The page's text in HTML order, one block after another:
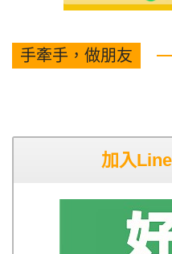
手牽手，做朋友
加入